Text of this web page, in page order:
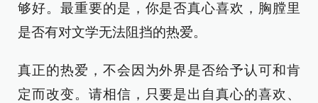
够好。最重要的是，你是否真心喜欢，胸膛里
是否有对文学无法阻挡的热爱。
真正的热爱，不会因为外界是否给予认可和肯
定而改变。请相信，只要是出自真心的喜欢、